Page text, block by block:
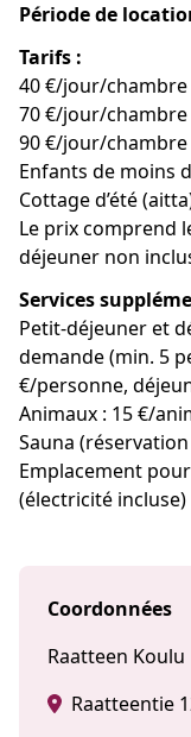
Période de
Tarifs :
40 €/jour/
70 €/jour/
90 €/jour/
Enfants de moins
Cottage d’été
Le prix comprend
déjeuner non
Services
Petit-déjeuner et
demande (min. 5
€/personne,
Animaux : 15 €/
Sauna
Emplacement
(électricité incluse)
Coordonnées
Raatteen Koulu
Raatteentie